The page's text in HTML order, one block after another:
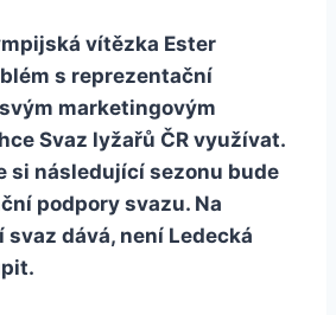
vítězka Ester
s reprezentační
marketingovým
Svaz lyžařů ČR využívat.
si následující sezonu bude
podpory svazu. Na
dává, není Ledecká